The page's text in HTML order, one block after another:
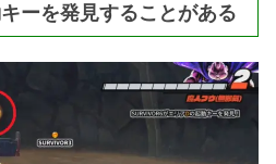
ーを発見することがある